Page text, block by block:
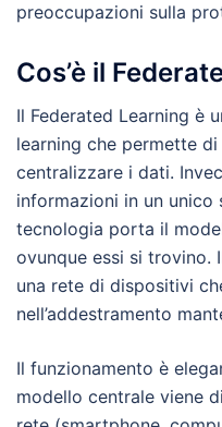
preoccupazioni sulla
Cos’è il
Il Federated Learning è
learning che permette
centralizzare i dati.
informazioni in un unico
tecnologia porta il
ovunque essi si trovino.
una rete di dispositivi
nell’addestramento
Il funzionamento è
modello centrale viene